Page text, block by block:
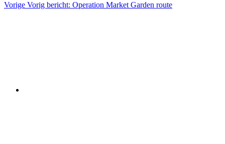
Vorige Vorig bericht: Operation Market Garden route